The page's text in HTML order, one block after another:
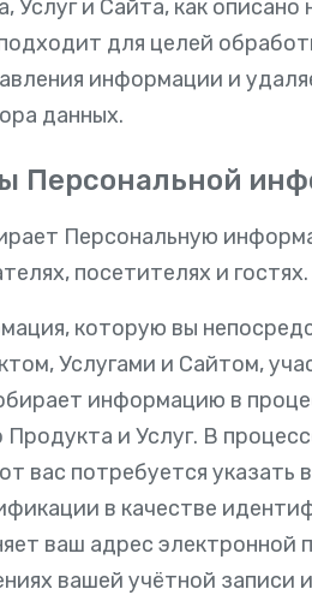
Услуг и Сайта, как
для целей
информации и
данных.
Персональной
Персональную
посетителях и гостях.
которую вы
Услугами и Сайтом,
информацию в
Продукта и Услуг. В
вас потребуется
в качестве
ваш адрес
вашей учётной записи